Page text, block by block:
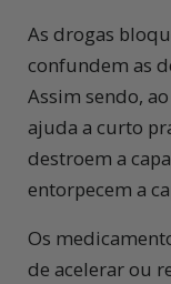
As drogas
confundem as
Assim sendo,
ajuda a curto
destroem a
entorpecem a
Os
de acelerar ou